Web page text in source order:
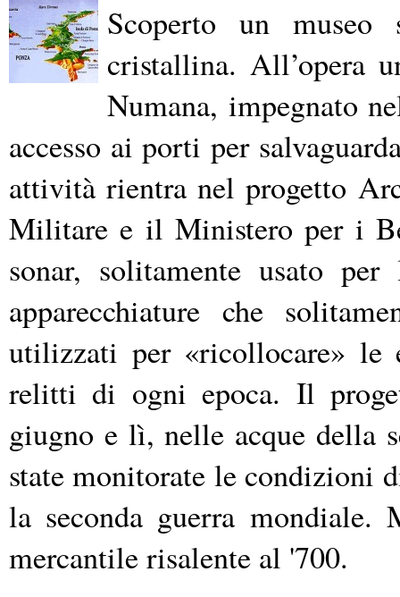
Scoperto un
cristallina. All’opera
Numana, impegnato
accesso ai porti per
attività rientra nel progetto
Militare e il Ministero per i
sonar, solitamente usato
apparecchiature che
utilizzati per «ricollocare» le
relitti di ogni epoca. Il
giugno e lì, nelle acque della
state monitorate le condizioni
la seconda guerra mondiale.
mercantile risalente al '700.